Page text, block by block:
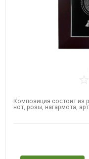
Композиция состоит из
нот, розы, нагармота,